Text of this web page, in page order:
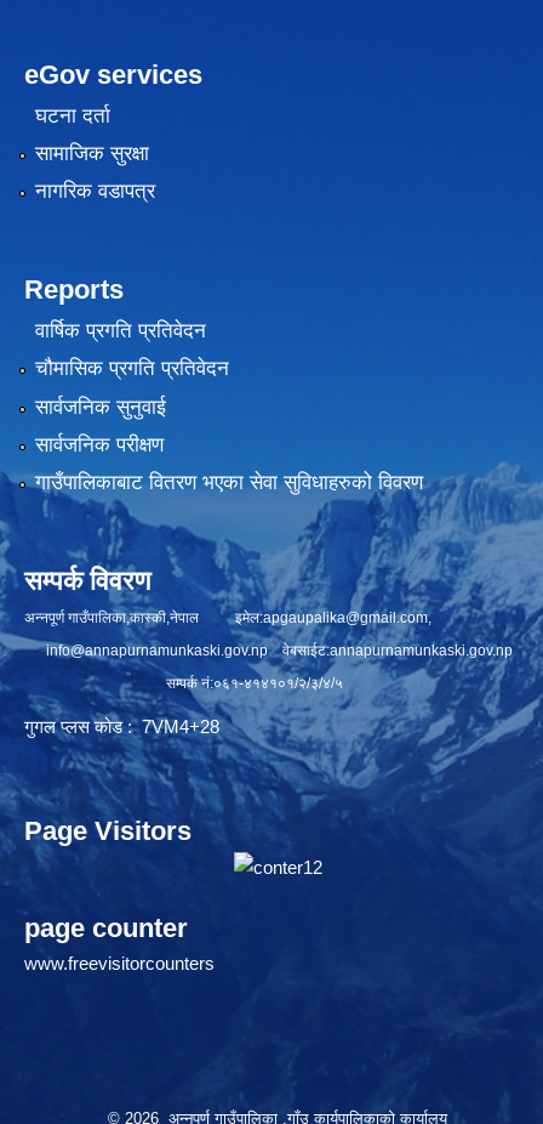
eGov services
घटना दर्ता
सामाजिक सुरक्षा
नागरिक वडापत्र
Reports
वार्षिक प्रगति प्रतिवेदन
चौमासिक प्रगति प्रतिवेदन
सार्वजनिक सुनुवाई
सार्वजनिक परीक्षण
गाउँपालिकाबाट वितरण भएका सेवा सुविधाहरुको विवरण
सम्पर्क विवरण
अन्नपूर्ण गाउँपालिका,कास्की,नेपाल इमेल:apgaupalika@gmail.com,
info@annapurnamunkaski.gov.npवेबसाईट:annapurnamunkaski.gov.np
सम्पर्क नं:०६१-४१४१०१/२/३/४/५
गुगल प्लस कोड : 7VM4+28
Page Visitors
page counter
www.freevisitorcounters
© 2026 अन्नपूर्ण गाउँपालिका ,गाँउ कार्यपालिकाको कार्यालय